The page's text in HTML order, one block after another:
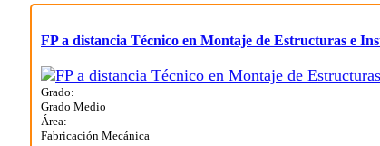
FP a distancia Técnico en Montaje de Estructuras e
Grado:
Grado Medio
Área:
Fabricación Mecánica